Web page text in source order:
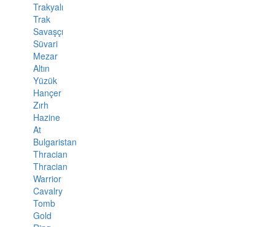
Trakyalı
Trak
Savaşçı
Süvari
Mezar
Altın
Yüzük
Hançer
Zırh
Hazine
At
Bulgaristan
Thracian
Thracian
Warrior
Cavalry
Tomb
Gold